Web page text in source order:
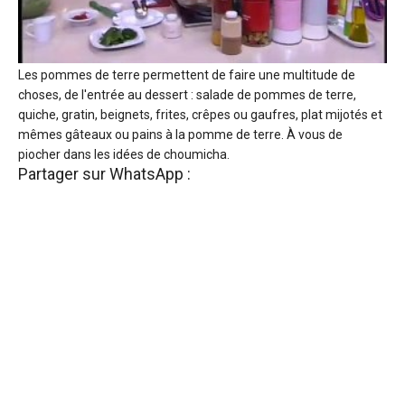
Les pommes de terre permettent de faire une multitude de
choses, de l'entrée au dessert : salade de pommes de terre,
quiche, gratin, beignets, frites, crêpes ou gaufres, plat mijotés et
mêmes gâteaux ou pains à la pomme de terre. À vous de
piocher dans les idées de choumicha.
Partager sur WhatsApp :